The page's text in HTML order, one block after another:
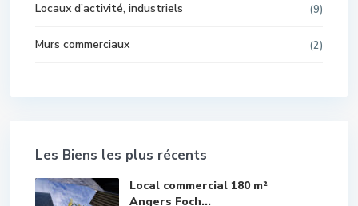
Locaux d’activité, industriels (9)
Murs commerciaux (2)
Les Biens les plus récents
Local commercial 180 m²
Angers Foch...